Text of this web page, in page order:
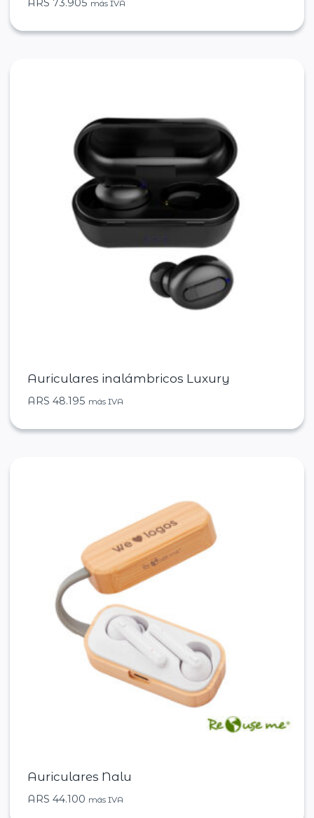
ARS 73.905 más IVA
Auriculares inalámbricos Luxury
ARS 48.195 más IVA
Auriculares Nalu
ARS 44.100 más IVA